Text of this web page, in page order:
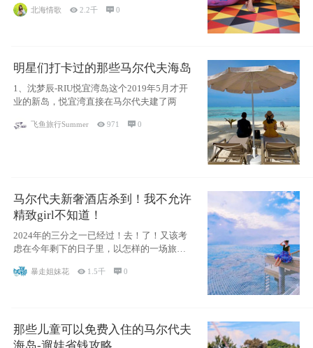
北海情歌 2.2千 0
明星们打卡过的那些马尔代夫海岛
1、沈梦辰-RIU悦宜湾岛这个2019年5月才开
业的新岛，悦宜湾直接在马尔代夫建了两
飞鱼旅行Summer 971 0
马尔代夫新奢酒店杀到！我不允许
精致girl不知道！
2024年的三分之一已经过！去！了！又该考
虑在今年剩下的日子里，以怎样的一场旅行
暴走姐妹花  1.5千 0
那些儿童可以免费入住的马尔代夫